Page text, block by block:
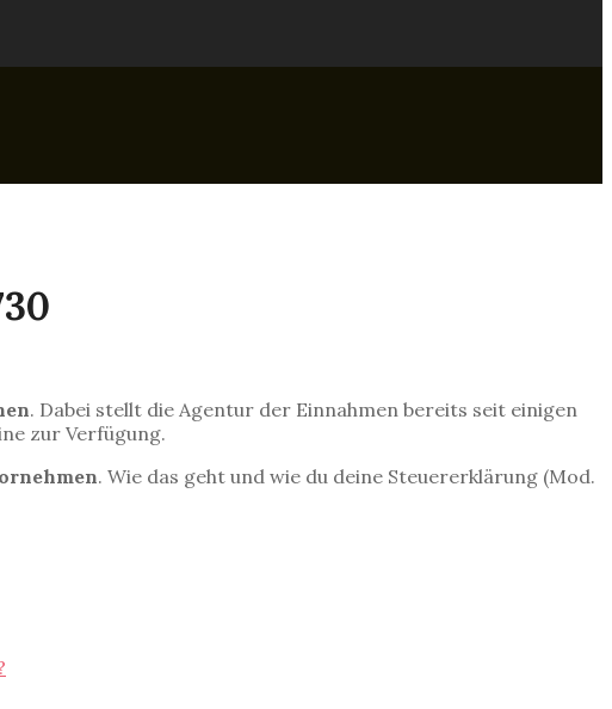
. Dabei stellt die Agentur der Einnahmen bereits seit einigen
zur Verfügung.
. Wie das geht und wie du deine Steuererklärung (Mod.